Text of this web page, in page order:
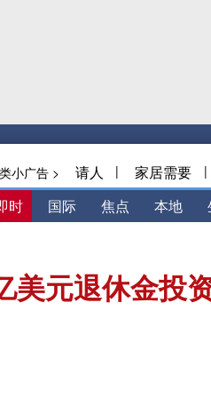
小广告 > 请人 | 家居需要 |
时 国际 焦点 本地
美元退休金